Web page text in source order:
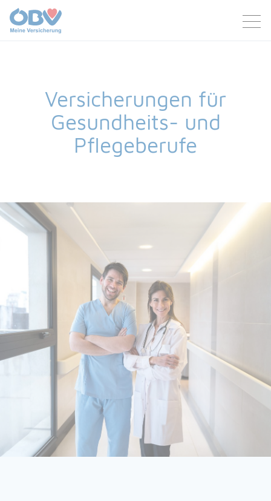
Versicherungen für
Gesundheits- und
Pflegeberufe